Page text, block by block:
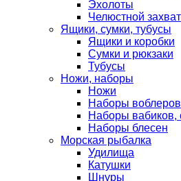
Эхолоты
Челюстной захват
Ящики, сумки, тубусы
Ящики и коробки
Сумки и рюкзаки
Тубусы
Ножи, наборы
Ножи
Наборы воблеров
Наборы вабиков,
Наборы блесен
Морская рыбалка
Удилища
Катушки
Шнуры